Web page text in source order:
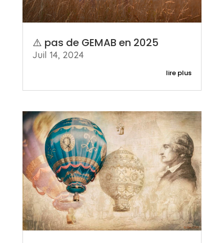
⚠️ pas de GEMAB en 2025
Juil 14, 2024
lire plus